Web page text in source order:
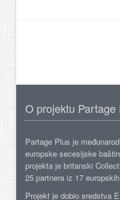
O projektu Partage
Partage Plus je
europske secesijske
projekta je britanski
25 partnera iz 17
Projekt je dobio sredstva